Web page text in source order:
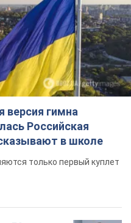
версия гимна
Российская
в школе
только первый куплет